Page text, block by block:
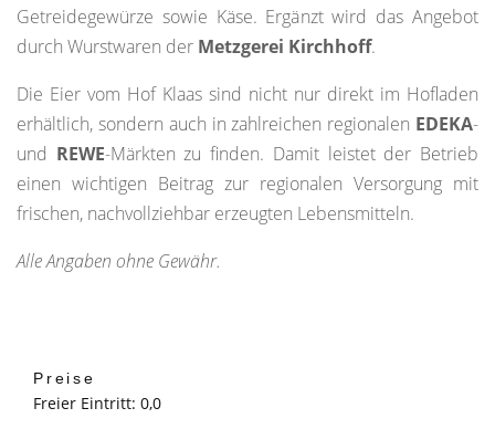
Getreidegewürze sowie Käse. Ergänzt wird das Angebot
durch Wurstwaren der Metzgerei Kirchhoff.
Die Eier vom Hof Klaas sind nicht nur direkt im Hofladen
erhältlich, sondern auch in zahlreichen regionalen EDEKA-
und REWE-Märkten zu finden. Damit leistet der Betrieb
einen wichtigen Beitrag zur regionalen Versorgung mit
frischen, nachvollziehbar erzeugten Lebensmitteln.
Alle Angaben ohne Gewähr.
Preise
Freier Eintritt: 0,0